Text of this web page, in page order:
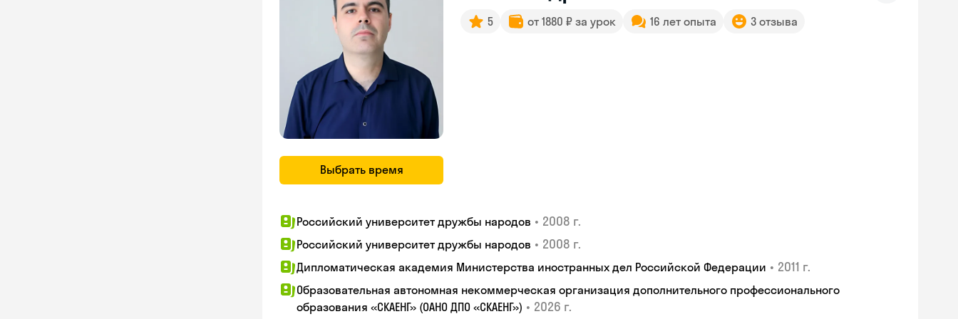
Выбрать время
5 от 1880 ₽ за урок 16 лет опыта 3 отзыва
Российский университет дружбы народов • 2008 г.
Российский университет дружбы народов • 2008 г.
Дипломатическая академия Министерства иностранных дел Российской Федерации • 2011 г.
Образовательная автономная некоммерческая организация дополнительного профессионального
образования «СКАЕНГ» (ОАНО ДПО «СКАЕНГ») • 2026 г. Skyeng Chat